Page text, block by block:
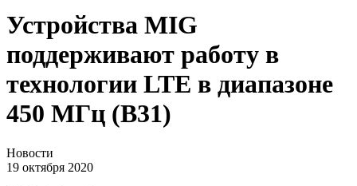
Устройства MIG
поддерживают работу в
технологии LTE в диапазоне
450 МГц (В31)
Новости
19 октября 2020